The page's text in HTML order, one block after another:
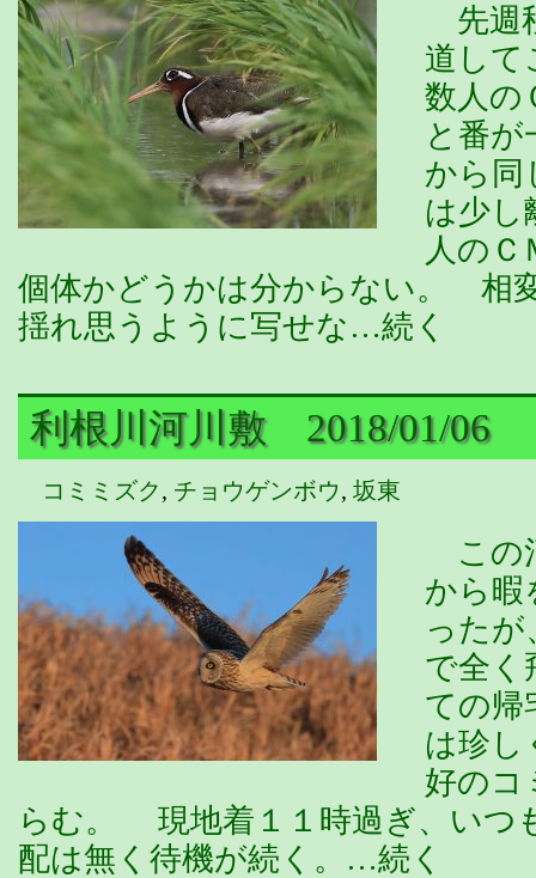
先週
道し
数人の
と番
から同
は少し
人の
個体かどうかは分からない。 相
揺れ思うように写せな…続く
利根川河川敷 2018/01/06
コミミズク, チョウゲンボウ, 坂東
この
から暇
った
で全く
ての
は珍し
好のコ
らむ。 現地着１１時過ぎ、いつ
配は無く待機が続く。…続く